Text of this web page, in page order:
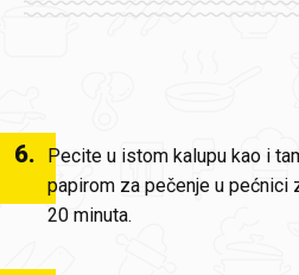
6.
Pecite u istom kalupu kao i
papirom za pečenje u pećnici
20 minuta.